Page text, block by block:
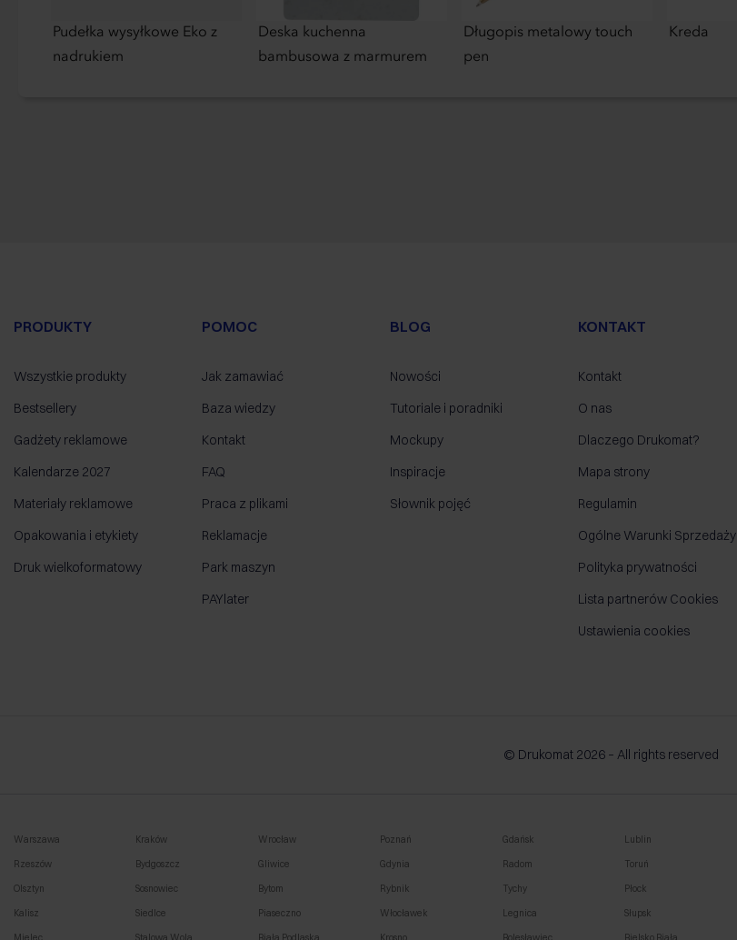
Pudełka wysyłkowe Eko z
nadrukiem
Deska kuchenna
bambusowa z marmurem
Długopis metalowy touch
pen
Kreda
PRODUKTY
Wszystkie produkty
Bestsellery
Gadżety reklamowe
Kalendarze 2027
Materiały reklamowe
Opakowania i etykiety
Druk wielkoformatowy
POMOC
Jak zamawiać
Baza wiedzy
Kontakt
FAQ
Praca z plikami
Reklamacje
Park maszyn
PAYlater
BLOG
Nowości
Tutoriale i poradniki
Mockupy
Inspiracje
Słownik pojęć
KONTAKT
Kontakt
O nas
Dlaczego Drukomat?
Mapa strony
Regulamin
Ogólne Warunki Sprzedaży
Polityka prywatności
Lista partnerów Cookies
Ustawienia cookies
© Drukomat 2026 – All rights reserved
Warszawa Kraków Wrocław Poznań Gdańsk Lublin
Rzeszów Bydgoszcz Gliwice Gdynia Radom Toruń
Olsztyn Sosnowiec Bytom Rybnik Tychy Płock
Kalisz Siedlce Piaseczno Włocławek Legnica Słupsk